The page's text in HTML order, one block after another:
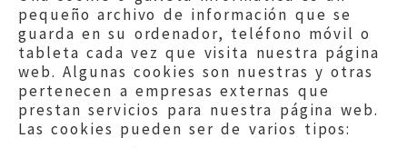
pequeño archivo de información que se
guarda en su ordenador, teléfono móvil o
tableta cada vez que visita nuestra página
web. Algunas cookies son nuestras y otras
pertenecen a empresas externas que
prestan servicios para nuestra página web.
Las cookies pueden ser de varios tipos: